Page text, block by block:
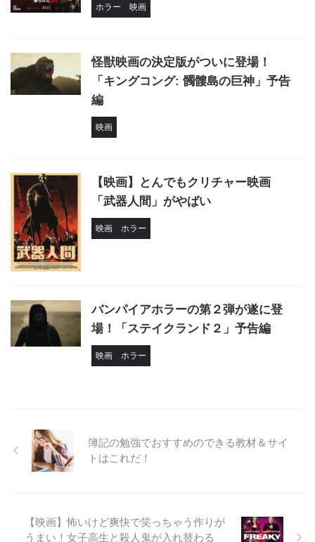
ホラー 映画
怪獣映画の決定版がついに登場！
「キングコング: 髑髏島の巨神」予告
編
映画
【映画】とんでもクリチャー映画
「武器人間」がやばい
映画 ホラー
バンパイアホラーの第２弾が遂に登
場！「ステイクランド２」予告編
映画 ホラー
簿記の勉強でおすすめのできる教材＆サイ
トはこれだ！
【映画】怖いけど爽快で笑っちゃう作りが
うまい！女子高生と殺人鬼が入れ替わる